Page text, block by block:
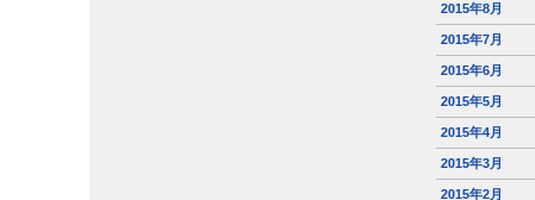
2015年8月
2015年7月
2015年6月
2015年5月
2015年4月
2015年3月
2015年2月